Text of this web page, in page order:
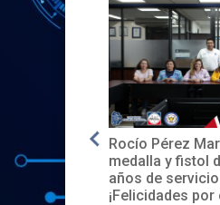
EE.UU.
Rocío Pérez
medalla y fistol
años de servicio
¡Felicidades